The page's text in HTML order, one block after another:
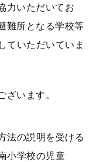
力いただいてお
難所となる学校等
ていただいていま
います。
法の説明を受ける
小学校の児童